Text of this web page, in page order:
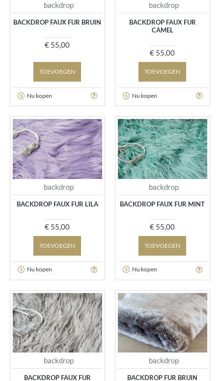
backdrop
BACKDROP FAUX FUR BRUIN
€ 55,00
TOEVOEGEN
Nu kopen
backdrop
BACKDROP FAUX FUR
CAMEL
€ 55,00
TOEVOEGEN
Nu kopen
backdrop
BACKDROP FAUX FUR LILA
€ 55,00
TOEVOEGEN
Nu kopen
backdrop
BACKDROP FAUX FUR MINT
€ 55,00
TOEVOEGEN
Nu kopen
backdrop
BACKDROP FAUX FUR
backdrop
BACKDROP FUR BRUIN